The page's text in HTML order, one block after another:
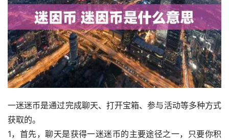
一迷迷币是通过完成聊天、打开宝箱、参与活动等多种方式
获取的。
1，首先，聊天是获得一迷迷币的主要途径之一，只要你积